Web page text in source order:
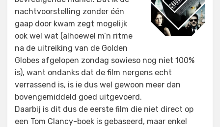
nachtvoorstelling zonder één
gaap door kwam zegt mogelijk
ook wel wat (alhoewel m’n ritme
na de uitreiking van de Golden
Globes afgelopen zondag sowieso nog niet 100%
is), want ondanks dat de film nergens echt
verrassend is, is ie dus wel gewoon meer dan
bovengemiddeld goed uitgevoerd.
Daarbij is dit dus de eerste film die niet direct op
een Tom Clancy-boek is gebaseerd, maar enkel